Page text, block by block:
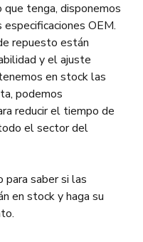
tenga, disponemos
OEM.
repuesto están
y el ajuste
en stock las
podemos
reducir el tiempo de
el sector del
para saber si las
en stock y haga su